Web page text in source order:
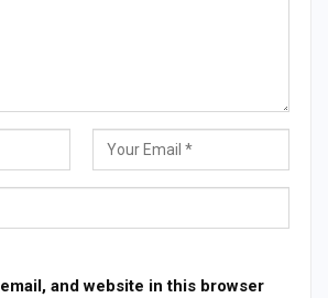
and website in this browser